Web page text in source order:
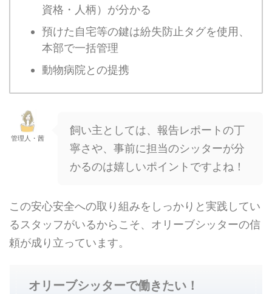
資格・人柄）が分かる
預けた自宅等の鍵は紛失防止タグを使用、
本部で一括管理
動物病院との提携
管理人・茜
飼い主としては、報告レポートの丁
寧さや、事前に担当のシッターが分
かるのは嬉しいポイントですよね！
この安心安全への取り組みをしっかりと実践してい
るスタッフがいるからこそ、オリーブシッターの信
頼が成り立っています。
オリーブシッターで働きたい！